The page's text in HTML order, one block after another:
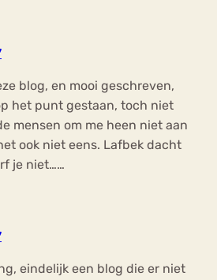
blog, en mooi geschreven,
het punt gestaan, toch niet
mensen om me heen niet aan
ook niet eens. Lafbek dacht
je niet……
eindelijk een blog die er niet